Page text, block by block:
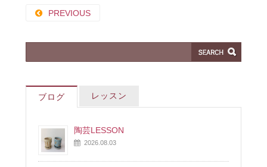
PREVIOUS
ブログ レッスン
陶芸LESSON
2026.08.03